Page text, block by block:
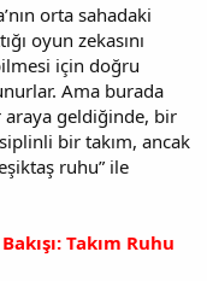
orta sahadaki
oyun zekasını
için doğru
Ama burada
araya geldiğinde, bir
bir takım, ancak
ruhu” ile
Takım Ruhu